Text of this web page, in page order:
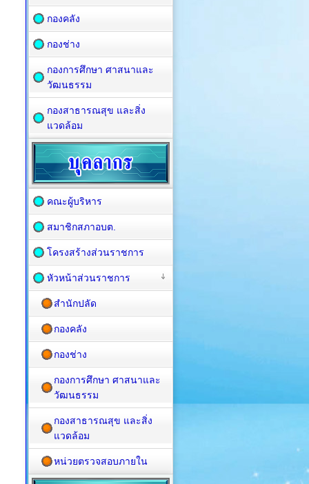
กองคลัง
กองช่าง
กองการศึกษา ศาสนาและ
วัฒนธรรม
กองสาธารณสุข และสิ่ง
แวดล้อม
คณะผู้บริหาร
สมาชิกสภาอบต.
โครงสร้างส่วนราชการ
หัวหน้าส่วนราชการ
สำนักปลัด
กองคลัง
กองช่าง
กองการศึกษา ศาสนาและ
วัฒนธรรม
กองสาธารณสุข และสิ่ง
แวดล้อม
หน่วยตรวจสอบภายใน